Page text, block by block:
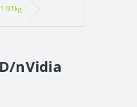
nVidia